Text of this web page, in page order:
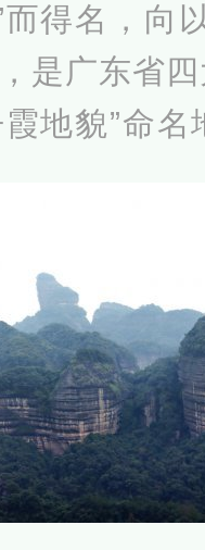
得名，向
是广东省
地貌”命
的丹霞地貌
主要由巴寨
龙岗游览区